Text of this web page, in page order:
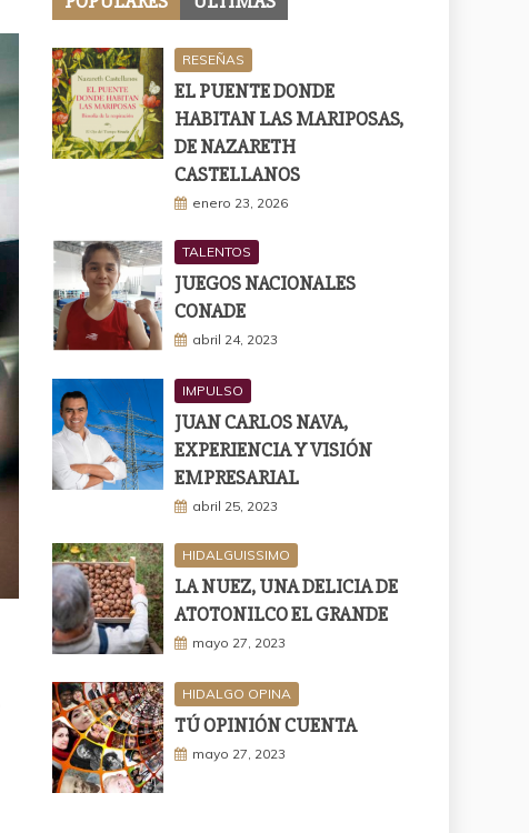
RESEÑAS
EL PUENTE DONDE
HABITAN LAS MARIPOSAS,
DE NAZARETH
CASTELLANOS
enero 23, 2026
TALENTOS
JUEGOS NACIONALES
CONADE
abril 24, 2023
IMPULSO
JUAN CARLOS NAVA,
EXPERIENCIA Y VISIÓN
EMPRESARIAL
abril 25, 2023
HIDALGUISSIMO
LA NUEZ, UNA DELICIA DE
ATOTONILCO EL GRANDE
mayo 27, 2023
HIDALGO OPINA
TÚ OPINIÓN CUENTA
mayo 27, 2023